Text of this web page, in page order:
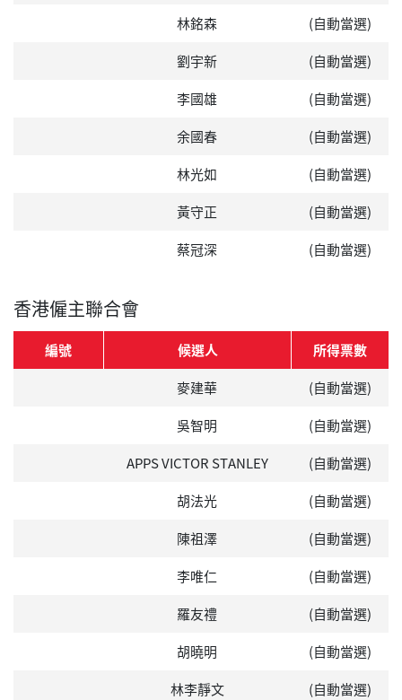
林銘森
(自動當選)
劉宇新
(自動當選)
李國雄
(自動當選)
余國春
(自動當選)
林光如
(自動當選)
黃守正
(自動當選)
蔡冠深
(自動當選)
香港僱主聯合會
編號 候選人
所得票數
麥建華
(自動當選)
吳智明
(自動當選)
APPS VICTOR STANLEY
(自動當選)
胡法光
(自動當選)
陳祖澤
(自動當選)
李唯仁
(自動當選)
羅友禮
(自動當選)
胡曉明
(自動當選)
林李靜文
(自動當選)